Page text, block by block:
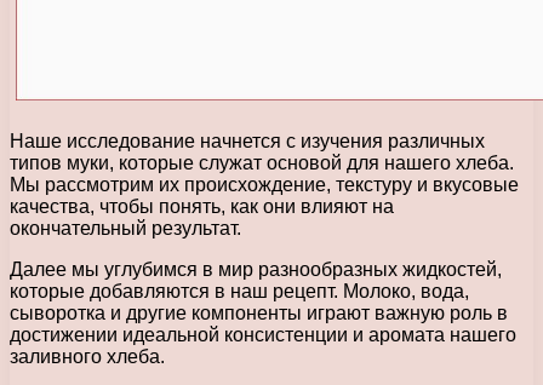
Наше исследование начнется с изучения различных
типов муки, которые служат основой для нашего хлеба.
Мы рассмотрим их происхождение, текстуру и вкусовые
качества, чтобы понять, как они влияют на
окончательный результат.
Далее мы углубимся в мир разнообразных жидкостей,
которые добавляются в наш рецепт. Молоко, вода,
сыворотка и другие компоненты играют важную роль в
достижении идеальной консистенции и аромата нашего
заливного хлеба.